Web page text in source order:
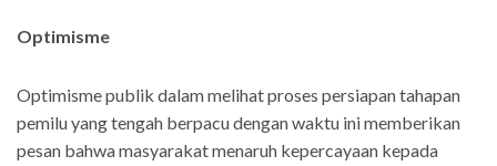
Optimisme
Optimisme publik dalam melihat proses persiapan tahapan
pemilu yang tengah berpacu dengan waktu ini memberikan
pesan bahwa masyarakat menaruh kepercayaan kepada